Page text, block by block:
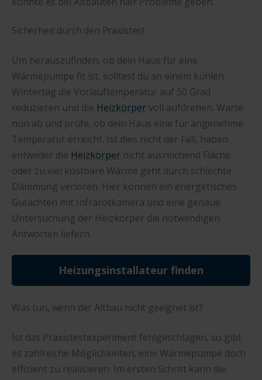
Sicherheit durch den Praxistest
Um herauszufinden, ob dein Haus für eine
Wärmepumpe fit ist, solltest du an einem kühlen
Wintertag die Vorlauftemperatur auf 50 Grad
reduzieren und die Heizkörpervoll aufdrehen. Warte
nun ab und prüfe, ob dein Haus eine für angenehme
Temperatur erreicht. Ist dies nicht der Fall, haben
entweder die Heizkörper nicht ausreichend Fläche
oder zu viel kostbare Wärme geht durch schlechte
Dämmung verloren. Hier können ein energetisches
Gutachten mit Infrarotkamera und eine genaue
Untersuchung der Heizkörper die notwendigen
Antworten liefern.
Heizungsinstallateur finden
Was tun, wenn der Altbau nicht geeignet ist?
Ist das Praxistestexperiment fehlgeschlagen, so gibt
es zahlreiche Möglichkeiten, eine Wärmepumpe doch
effizient zu realisieren. Im ersten Schritt kann die